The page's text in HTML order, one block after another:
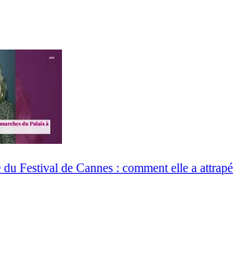
Festival de Cannes : comment elle a attrapé